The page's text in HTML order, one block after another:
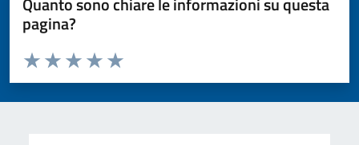
pagina?
Valuta da 1 a 5 stelle la pagina
Valuta 5 stelle su 5
Valuta 4 stelle su 5
Valuta 3 stelle su 5
Valuta 2 stelle su 5
Valuta 1 stelle su 5